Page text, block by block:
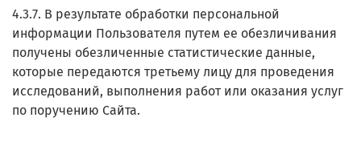
4.3.7. В результате обработки персональной
информации Пользователя путем ее обезличивания
получены обезличенные статистические данные,
которые передаются третьему лицу для проведения
исследований, выполнения работ или оказания услуг
по поручению Сайта.